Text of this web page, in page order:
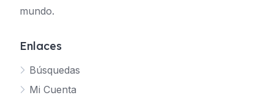
mundo.
Enlaces
Búsquedas
Mi Cuenta